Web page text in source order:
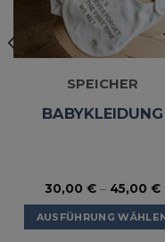
SPEICHER
BABYKLEIDUNG
30,00 €– 45,00 €
AUSFÜHRUNG